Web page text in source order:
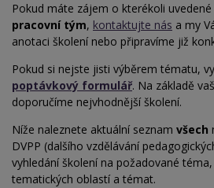
Pokud máte zájem o kterékoli
pracovní tým, kontaktujte nás a my
anotaci školení nebo připravíme již
Pokud si nejste jisti výběrem tématu,
poptávkový formulář. Na základě
doporučíme nejvhodnější školení.
Níže naleznete aktuální seznam všech
DVPP (dalšího vzdělávání
vyhledání školení na požadované
tematických oblastí a témat.